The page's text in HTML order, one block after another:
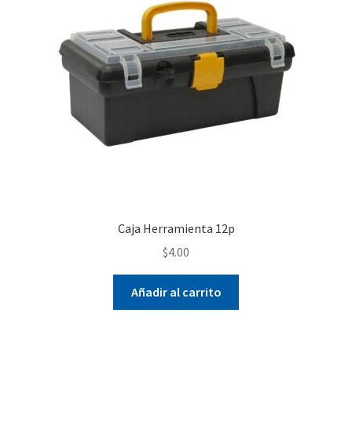
Caja Herramienta 12p
$4.00
Añadir al carrito